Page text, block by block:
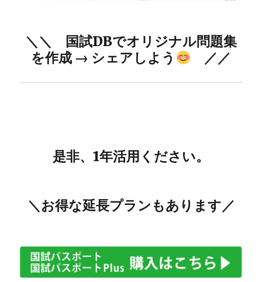
＼＼ 国試DBでオリジナル問題集
を作成 → シェアしよう
／／
是非、1年活用ください。
＼お得な延長プランもあります／